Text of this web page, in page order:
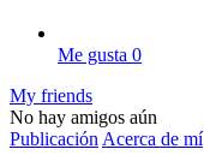
Me gusta 0
My friends
No hay amigos aún
Publicación Acerca de mí